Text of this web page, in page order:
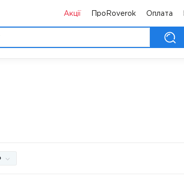
Акції ПроRoverok Оплата